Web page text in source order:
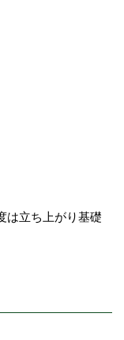
は立ち上がり基礎